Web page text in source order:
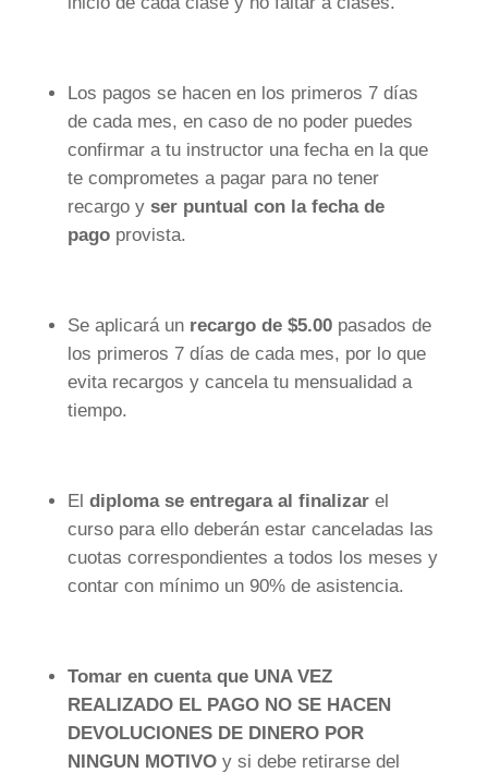
Los pagos se hacen en los primeros 7 días
de cada mes, en caso de no poder puedes
confirmar a tu instructor una fecha en la que
te comprometes a pagar para no tener
recargo y ser puntual con la fecha de
pago provista.
Se aplicará un recargo de $5.00 pasados de
los primeros 7 días de cada mes, por lo que
evita recargos y cancela tu mensualidad a
tiempo.
El diploma se entregara al finalizar el
curso para ello deberán estar canceladas las
cuotas correspondientes a todos los meses y
contar con mínimo un 90% de asistencia.
Tomar en cuenta que UNA VEZ
REALIZADO EL PAGO NO SE HACEN
DEVOLUCIONES DE DINERO POR
NINGUN MOTIVO y si debe retirarse del